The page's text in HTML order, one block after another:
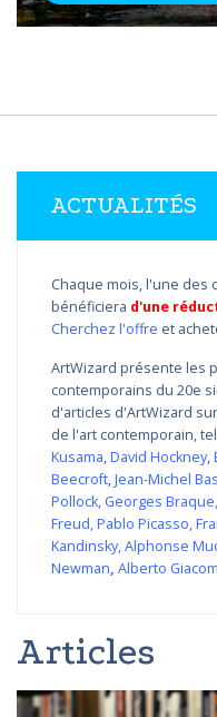
ACTUALITÉS
Chaque mois, l'une
bénéficiera d'une
Cherchez l'offre et
ArtWizard présente les
contemporains du 20e
d'articles d'ArtWizard
de l'art contemporain,
Kusama,David Hockney,
Beecroft,Jean-Michel
Pollock, Georges Braque,
Freud,Pablo Picasso,
Kandinsky,Alphonse
Newman, Alberto
Articles